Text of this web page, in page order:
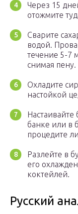
Через 15
отожмите
Сварите
водой.
течение 5-7
снимая пену.
Охладите
настойкой
банке или в
процедите
Разлейте в
его
коктейлей.
Русский